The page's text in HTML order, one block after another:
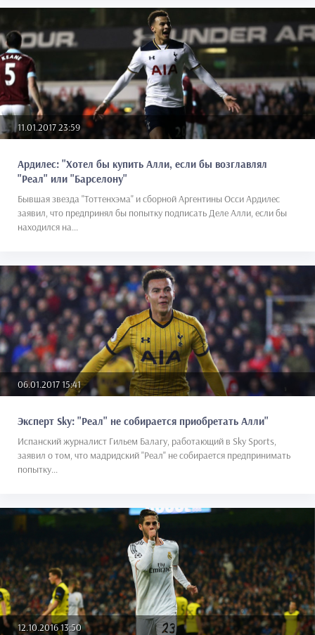
11.01.2017 23:59
Ардилес: "Хотел бы купить Алли, если бы возглавлял
"Реал" или "Барселону"
Бывшая звезда "Тоттенхэма" и сборной Аргентины Осси Ардилес
заявил, что предпринял бы попытку подписать Деле Алли, если бы
находился на...
06.01.2017 15:41
Эксперт Sky: "Реал" не собирается приобретать Алли"
Испанский журналист Гильем Балагу, работающий в Sky Sports,
заявил о том, что мадридский "Реал" не собирается предпринимать
попытку...
12.10.2016 13:50